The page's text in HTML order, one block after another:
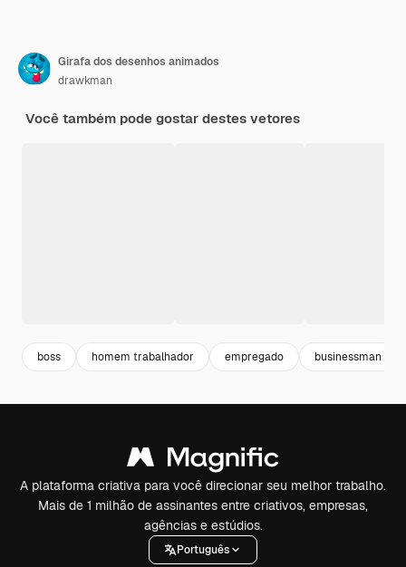
Girafa dos desenhos animados
drawkman
Você também pode gostar destes vetores
boss homem trabalhador empregado businessman
A plataforma criativa para você direcionar seu melhor trabalho.
Mais de 1 milhão de assinantes entre criativos, empresas,
agências e estúdios.
Português